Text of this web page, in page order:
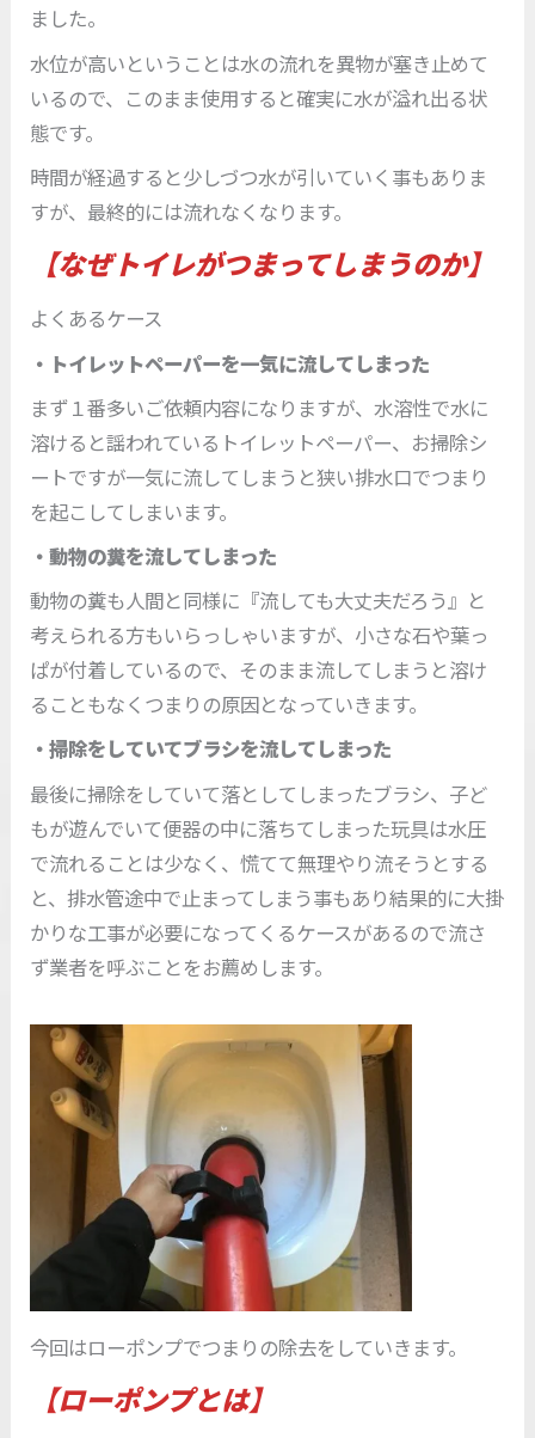
ました。
水位が高いということは水の流れを異物が塞き止めて
いるので、このまま使用すると確実に水が溢れ出る状
態です。
時間が経過すると少しづつ水が引いていく事もありま
すが、最終的には流れなくなります。
【なぜトイレがつまってしまうのか】
よくあるケース
・トイレットペーパーを一気に流してしまった
まず１番多いご依頼内容になりますが、水溶性で水に
溶けると謡われているトイレットペーパー、お掃除シ
ートですが一気に流してしまうと狭い排水口でつまり
を起こしてしまいます。
・動物の糞を流してしまった
動物の糞も人間と同様に『流しても大丈夫だろう』と
考えられる方もいらっしゃいますが、小さな石や葉っ
ぱが付着しているので、そのまま流してしまうと溶け
ることもなくつまりの原因となっていきます。
・掃除をしていてブラシを流してしまった
最後に掃除をしていて落としてしまったブラシ、子ど
もが遊んでいて便器の中に落ちてしまった玩具は水圧
で流れることは少なく、慌てて無理やり流そうとする
と、排水管途中で止まってしまう事もあり結果的に大掛
かりな工事が必要になってくるケースがあるので流さ
ず業者を呼ぶことをお薦めします。
今回はローポンプでつまりの除去をしていきます。
【ローポンプとは】